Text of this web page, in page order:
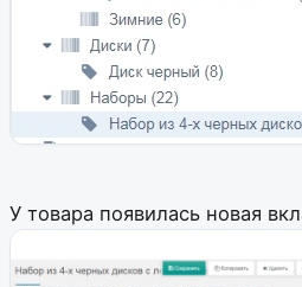
У товара появилась новая